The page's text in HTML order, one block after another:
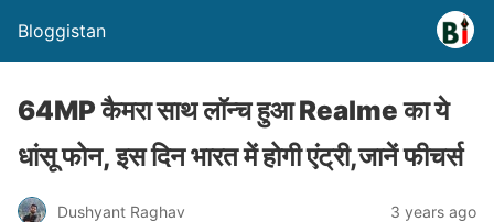
Bloggistan
64MP कैमरा साथ लॉन्च हुआ Realme का ये
धांसू फोन, इस दिन भारत में होगी एंट्री,जानें फीचर्स
Dushyant Raghav 3 years ago